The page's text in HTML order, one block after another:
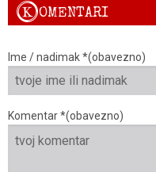
KOMENTARI
Ime / nadimak *(obavezno)
Komentar *(obavezno)